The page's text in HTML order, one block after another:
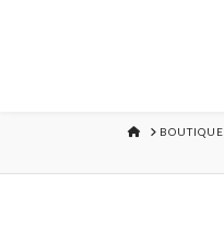
MAISON
BOUTIQUE